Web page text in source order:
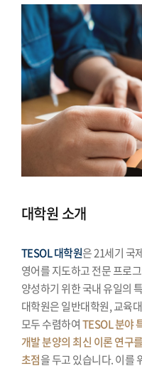
대학원 소개
TESOL 대학원은 21세기 국
영어를 지도하고 전문 프로
양성하기 위한 국내 유일의
대학원은 일반대학원, 교육
모두 수렴하여TESOL 분야
개발 분양의 최신 이론 연구
초점을 두고 있습니다. 이를